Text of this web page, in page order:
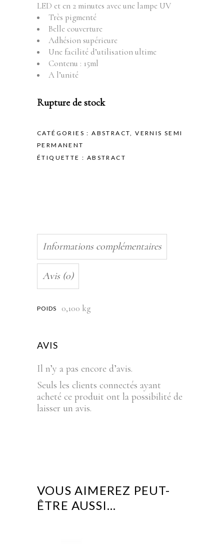
LED et en 2 minutes avec une lampe UV
Très pigmenté
Belle couverture
Adhésion supérieure
Une facilité d’utilisation ultime
Contenu : 15ml
A l’unité
Rupture de stock
CATÉGORIES :ABSTRACT,VERNIS SEMI
PERMANENT
ÉTIQUETTE : ABSTRACT
Informations complémentaires
Avis (0)
POIDS 0,100 kg
AVIS
Il n’y a pas encore d’avis.
Seuls les clients connectés ayant
acheté ce produit ont la possibilité de
laisser un avis.
VOUS AIMEREZ PEUT-
ÊTRE AUSSI…